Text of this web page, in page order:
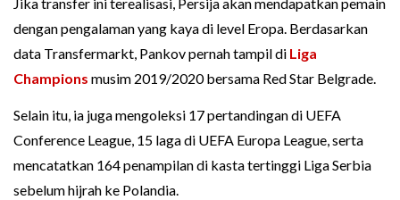
dengan pengalaman yang kaya di level Eropa. Berdasarkan
data Transfermarkt, Pankov pernah tampil di Liga
Champions musim 2019/2020 bersama Red Star Belgrade.
Selain itu, ia juga mengoleksi 17 pertandingan di UEFA
Conference League, 15 laga di UEFA Europa League, serta
mencatatkan 164 penampilan di kasta tertinggi Liga Serbia
sebelum hijrah ke Polandia.